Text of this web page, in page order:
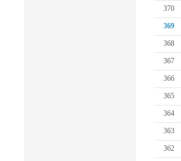
370
369
368
367
366
365
364
363
362